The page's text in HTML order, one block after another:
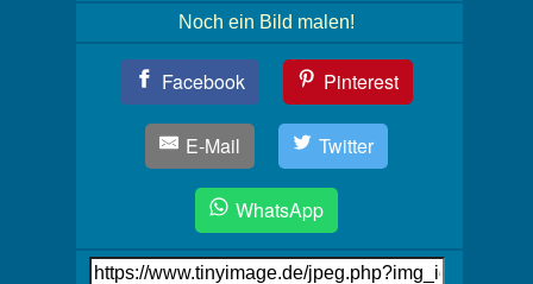
Noch ein Bild malen!
Facebook Pinterest
E-Mail Twitter
WhatsApp
Link